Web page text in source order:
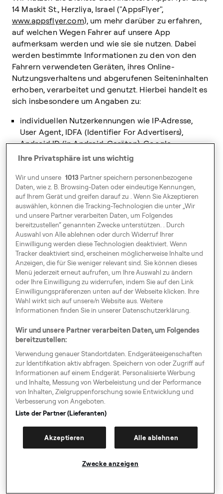
14 Maskit St., Herzliya, Israel ("AppsFlyer",
www.appsflyer.com), um mehr darüber zu erfahren,
auf welchen Wegen Fahrer auf unsere App
aufmerksam werden und wie sie sie nutzen. Dabei
werden bestimmte Informationen zu den von den
Fahrern verwendeten Geräten, ihres Online-
Nutzungsverhaltens und abgerufenen Seiteninhalten
erhoben, verarbeitet und genutzt. Hierbei handelt es
sich insbesondere um Angaben zu:
individuellen Nutzerkennungen wie IP-Adresse,
User Agent, IDFA (Identifier For Advertisers),
Android ID (in Android-Geräten), Google
Advertiser ID und appsflyer_id.
über das Betriebssystem des verwendeten Geräts,
User-Agent-Kennung, Gerätemodell, Browser-
Sprache, TourID, eventName, eventValue,
events_api, Stadt, Geräteinformationen und -
einstellungen, Applikationen, Opt-out-Erklärungen
zu Werbemaßnahmen, Downloads, Seitenabrufen,
Klicks und Installationen von Apps, In-App-
Verhalten, Geräte-Bewegungsangaben,
Netzbetreiber, Ereignisse außerhalb mobiler
Nutzung (Server-to-Server Events), Zuordnungen zu
In-App Events, sowie Erstnutzungsgeräten und
durch AppsFlyer zugeordnete Ursprungsmedien.
AppsFlyer verwendet diese Daten in unserem Auftrag
zum einen, um die Performance unserer
Marketingmaßnahmen und -kanäle zu analysieren
und zu bewerten, um zu ermitteln, wie Fahrer auf
bestimmte Kampagnen ansprechen, wie sie die App
nutzen und mit ihr interagieren. Die oben genannten
Daten werden nicht dazu genutzt, um einzelne
Nutzer zu individualisieren oder sie einer bestimmten
Person zuzuordnen. Zum anderen werden die Daten
genutzt, um Fälle des sogenannten "mobile fraud",
Zusammenhang mit unseren Marketingmaßnahmen,
erhobenen und im weiteren Verlauf aggregierten
Ihre Privatsphäre ist uns wichtig
Wir und unsere 1013Partner speichern personenbezogene
Daten, wie z. B. Browsing-Daten oder eindeutige Kennungen,
auf Ihrem Gerät und greifen darauf zu . Wenn Sie Akzeptieren
auswählen, können die Tracking-Technologien die unter „Wir
und unsere Partner verarbeiten Daten, um Folgendes
bereitzustellen“ genannten Zwecke unterstützen. . Durch
Auswahl von Alle ablehnen oder durch Widerruf Ihrer
Einwilligung werden diese Technologien deaktiviert. Wenn
Tracker deaktiviert sind, erscheinen möglicherweise Inhalte und
Anzeigen, die für Sie weniger relevant sind. Sie können dieses
Menü jederzeit erneut aufrufen, um Ihre Auswahl zu ändern
oder Ihre Einwilligung zu widerrufen, indem Sie auf den Link
Einwilligungspräferenzen unten auf der Webseite klicken. Ihre
Wahl wirkt sich auf unsere/n Website aus. Weitere
Informationen finden Sie in unserer Datenschutzerklärung.
Wir und unsere Partner verarbeiten Daten, um Folgendes
bereitzustellen:
Verwendung genauer Standortdaten. Endgeräteeigenschaften
zur Identifikation aktiv abfragen. Speichern von oder Zugriff auf
Informationen auf einem Endgerät. Personalisierte Werbung
und Inhalte, Messung von Werbeleistung und der Performance
von Inhalten, Zielgruppenforschung sowie Entwicklung und
Verbesserung von Angeboten.
Liste der Partner (Lieferanten)
Akzeptieren Alle ablehnen
Zwecke anzeigen